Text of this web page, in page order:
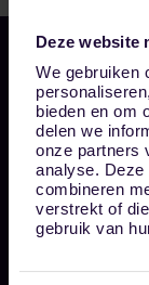
Deze website
We gebruiken
bieden en om
delen we
onze partners
analyse. Deze
combineren
verstrekt of
gebruik van
Bel ons op
info@1box.nl
Volg ons